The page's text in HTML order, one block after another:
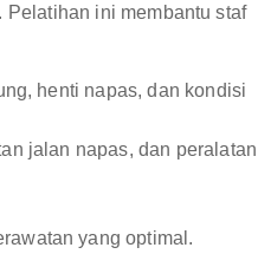
ini membantu staf
henti napas, dan kondisi
jalan napas, dan peralatan
yang optimal.